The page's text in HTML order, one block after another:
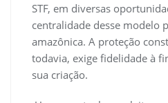
STF, em diversas
centralidade desse modelo
amazônica. A proteção
todavia, exige fidelidade à
sua criação.